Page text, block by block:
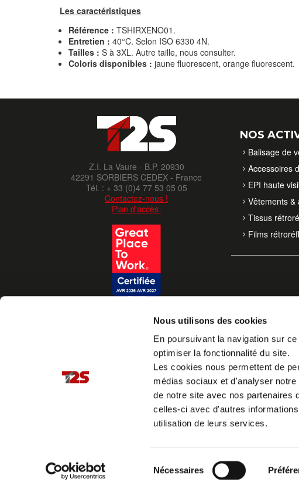
Nous utilisons des cookies
En poursuivant la navigation sur
optimiser la fonctionnalité du site.
Les cookies nous permettent de
médias sociaux et d'analyser
de notre site avec nos partenaires
celles-ci avec d'autres
utilisation de leurs services.
du
Nécessaires
Les caractéristiques
Référence : TSHIRXENO01.
Entretien : 40°C. Selon ISO 6330 4N.
Tailles : S à 3XL. Autre taille, nous consulter.
Coloris disponibles : jaune fluorescent, orange fluorescent.
Z.I. La Vaure - B.P. 20930
42291 SORBIERS CEDEX - France
Tél. : + 33 (0)4 77 53 05 05
Contactez-nous !
Plan d'accès
NOS
Balisage de
Accessoires
EPI haute
Vêtements &
Tissus
Films